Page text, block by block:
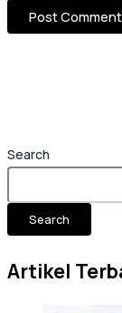
Search
Search
Artikel